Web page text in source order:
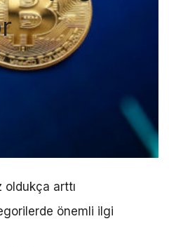
oldukça arttı
önemli ilgi